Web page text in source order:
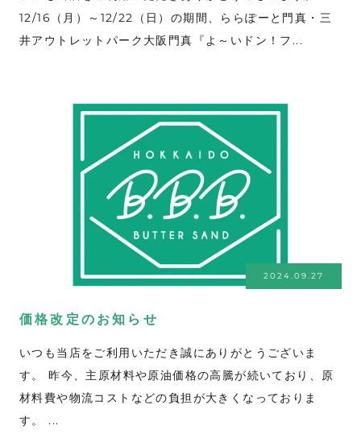
12/16（月）～12/22（日）の期間、ららぽーと門真・三
井アウトレットパーク大阪門真『よ～いドン！フ...
2024.09.27
価格改定のお知らせ
いつも当店をご利用いただき誠にありがとうございま
す。 昨今、主原材料や原油価格の高騰が続いており、原
材料費や物流コストなどの負担が大きくなっておりま
す。 ...